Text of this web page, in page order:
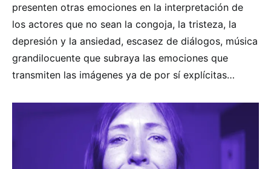
presenten otras emociones en la interpretación de
los actores que no sean la congoja, la tristeza, la
depresión y la ansiedad, escasez de diálogos, música
grandilocuente que subraya las emociones que
transmiten las imágenes ya de por sí explícitas…